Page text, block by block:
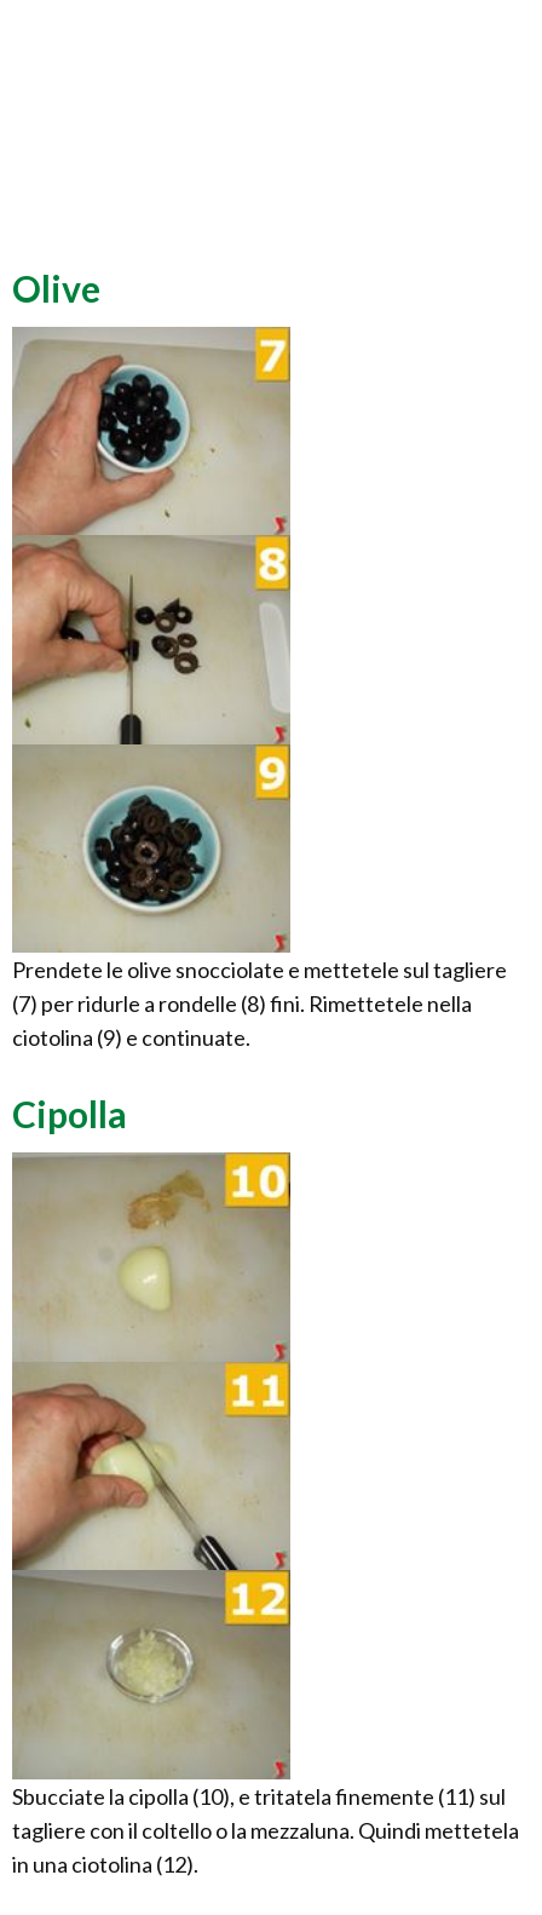
Olive
Prendete le olive snocciolate e mettetele sul tagliere
(7) per ridurle a rondelle (8) fini. Rimettetele nella
ciotolina (9) e continuate.
Cipolla
Sbucciate la cipolla (10), e tritatela finemente (11) sul
tagliere con il coltello o la mezzaluna. Quindi mettetela
in una ciotolina (12).